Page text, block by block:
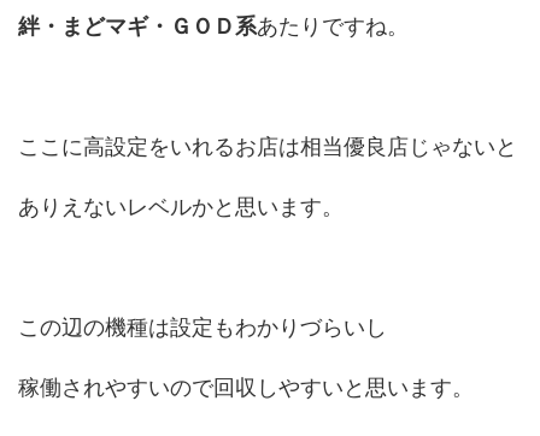
絆・まどマギ・ＧＯＤ系あたりですね。
ここに高設定をいれるお店は相当優良店じゃないと
ありえないレベルかと思います。
この辺の機種は設定もわかりづらいし
稼働されやすいので回収しやすいと思います。